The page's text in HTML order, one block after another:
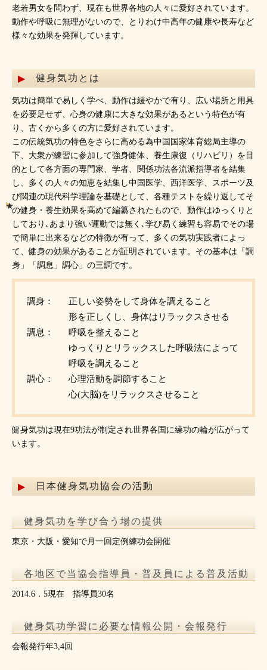
老若男女を問わず、現在も世界各地の人々に愛好されています。
動作や呼吸に無理がないので、とりわけ中高年の健康や長寿など
様々な効果を発揮しています。
健身気功とは
気功は簡単で易しく学べ、動作は緩やかで有り、広い場所と用具
を必要足せず、心身の健康に大きな効果があるという特色が有
り、古くから多くの方に愛好されています。
この伝統気功の特色をさらに高める為中国国家体育総局主導の
下、大衆が練習に参加して強身健体、養生康復（リハビリ）を目
的として各方面の専門家、学者、関係功法各流派指導者を結集
し、多くの人々の知恵を結集し中国医学、西洋医学、スポーツ及
び関連の現代科学理論を基礎として、各種テストを繰り返してそ
の健身・養生効果を高めて編纂されたもので、動作はゆっくりと
しており､あまり強い運動では無く､学び易く練習も容易でその場
で簡単に出来るなどの特徴が有って、多くの気功実践者によっ
て、健身の効果があることが証明されています。その基本は「調
身」「調息」調心」の三調です。
調身：
正しい姿勢をして身体を調えること
形を正しくし、身体はリラックスさせる
調息：
呼吸を整えること
ゆっくりとリラックスした呼吸法によって
呼吸を調えること
調心：
心理活動を調節すること
心(大脳)をリラックスさせること
健身気功は現在9功法が制定され世界各国に練功の輪が広がって
います。
日本健身気功協会の活動
健身気功を学び合う場の提供
東京・大阪・愛知で月一回定例練功会開催
各地区で当協会指導員・普及員による普及活動
2014.6．5現在 指導員30名
健身気功学習に必要な情報公開・会報発行
会報発行年3,4回